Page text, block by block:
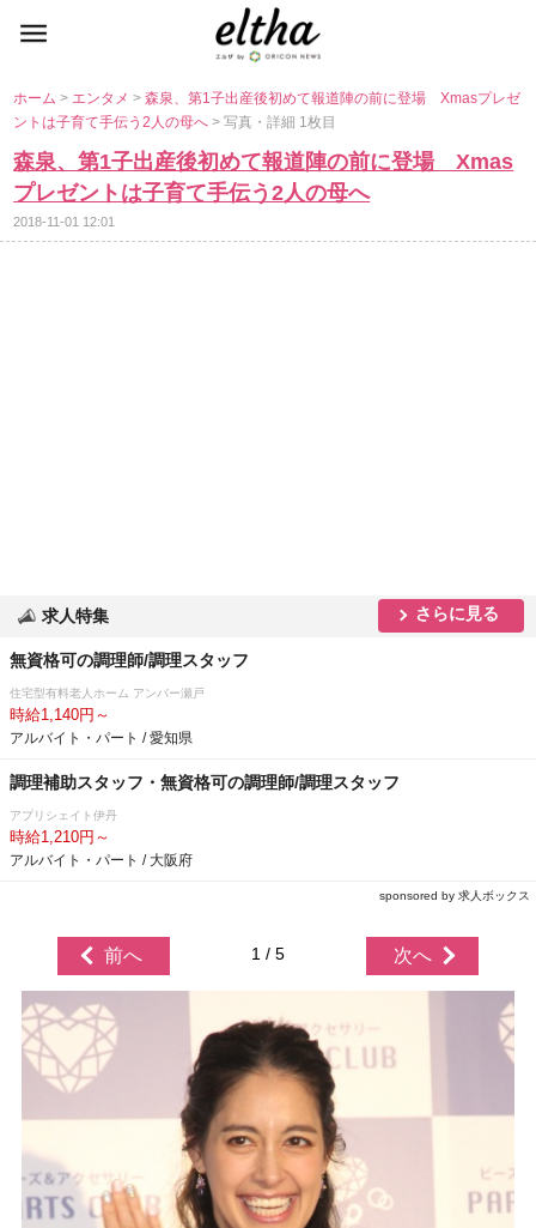
ホーム> エンタメ>森泉、第1子出産後初めて報道陣の前に登場 Xmasプレゼ
ントは子育て手伝う2人の母へ> 写真・詳細 1枚目
森泉、第1子出産後初めて報道陣の前に登場 Xmas
プレゼントは子育て手伝う2人の母へ
2018-11-01 12:01
求人特集 さらに見る
無資格可の調理師/調理スタッフ
住宅型有料老人ホーム アンバー瀬戸
時給1,140円～
アルバイト・パート / 愛知県
調理補助スタッフ・無資格可の調理師/調理スタッフ
アプリシェイト伊丹
時給1,210円～
アルバイト・パート / 大阪府
sponsored by 求人ボックス
前へ 1 / 5 次へ